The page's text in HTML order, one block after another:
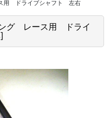
用 ドライブシャフト 左右
グ レース用 ドライ
]